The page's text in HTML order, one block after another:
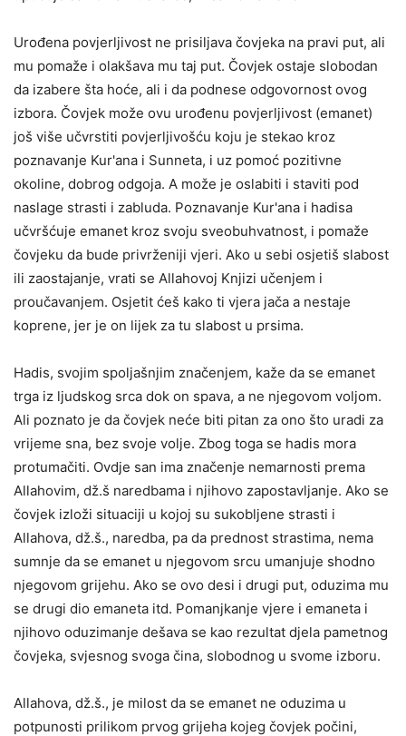
Urođena povjerljivost ne prisiljava čovjeka na pravi put, ali
mu pomaže i olakšava mu taj put. Čovjek ostaje slobodan
da izabere šta hoće, ali i da podnese odgovornost ovog
izbora. Čovjek može ovu urođenu povjerljivost (emanet)
još više učvrstiti povjerljivošću koju je stekao kroz
poznavanje Kur'ana i Sunneta, i uz pomoć pozitivne
okoline, dobrog odgoja. A može je oslabiti i staviti pod
naslage strasti i zabluda. Poznavanje Kur'ana i hadisa
učvršćuje emanet kroz svoju sveobuhvatnost, i pomaže
čovjeku da bude privrženiji vjeri. Ako u sebi osjetiš slabost
ili zaostajanje, vrati se Allahovoj Knjizi učenjem i
proučavanjem. Osjetit ćeš kako ti vjera jača a nestaje
koprene, jer je on lijek za tu slabost u prsima.
Hadis, svojim spoljašnjim značenjem, kaže da se emanet
trga iz ljudskog srca dok on spava, a ne njegovom voljom.
Ali poznato je da čovjek neće biti pitan za ono što uradi za
vrijeme sna, bez svoje volje. Zbog toga se hadis mora
protumačiti. Ovdje san ima značenje nemarnosti prema
Allahovim, dž.š naredbama i njihovo zapostavljanje. Ako se
čovjek izloži situaciji u kojoj su sukobljene strasti i
Allahova, dž.š., naredba, pa da prednost strastima, nema
sumnje da se emanet u njegovom srcu umanjuje shodno
njegovom grijehu. Ako se ovo desi i drugi put, oduzima mu
se drugi dio emaneta itd. Pomanjkanje vjere i emaneta i
njihovo oduzimanje dešava se kao rezultat djela pametnog
čovjeka, svjesnog svoga čina, slobodnog u svome izboru.
Allahova, dž.š., je milost da se emanet ne oduzima u
potpunosti prilikom prvog grijeha kojeg čovjek počini,